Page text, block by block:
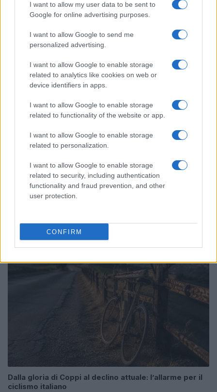
I want to allow my user data to be sent to
Google for online advertising purposes.
I want to allow Google to send me
personalized advertising.
I want to allow Google to enable storage
related to analytics like cookies on web or
device identifiers in apps.
I want to allow Google to enable storage
related to functionality of the website or app.
I want to allow Google to enable storage
related to personalization.
I want to allow Google to enable storage
related to security, including authentication
functionality and fraud prevention, and other
user protection.
CONFIRM
Continua a leggere
FUORI PORTA
Odissea e Spider-Man: i film che hanno rivoluzionato
FUORI PORTA
Dalla gloria di Coppi al declino attuale: l’allarme per il
ciclismo italiano